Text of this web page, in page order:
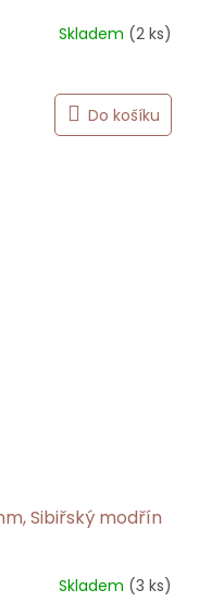
Skladem (2 ks)
Do košíku
Sibiřský modřín
Skladem (3 ks)